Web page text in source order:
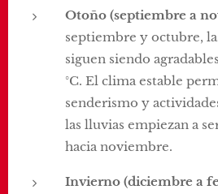
Otoño (septiembre a
septiembre y octubre,
siguen siendo
°C. El clima estable
senderismo y
las lluvias empiezan a
hacia noviembre.
Invierno (diciembre a